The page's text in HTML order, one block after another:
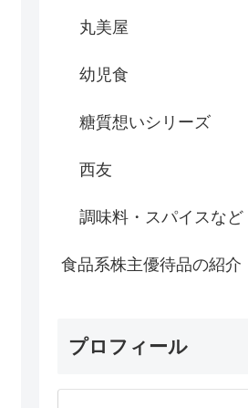
丸美屋
幼児食
糖質想いシリーズ
西友
調味料・スパイスなど
食品系株主優待品の紹介
プロフィール